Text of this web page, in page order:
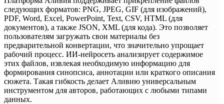
следующих форматов: PNG, JPEG, GIF (для изображений),
PDF, Word, Excel, PowerPoint, Text, CSV, HTML (для
документов), а также JSON, XML (для кода). Это позволяет
пользователям загружать свои материалы без
предварительной конвертации, что значительно упрощает
рабочий процесс. ИИ-нейросеть анализирует содержимое
этих файлов, извлекая необходимую информацию для
формирования синопсиса, аннотации или краткого описания
сюжета. Такая гибкость делает Аливию универсальным
инструментом для авторов, работающих с любыми типами
данных.